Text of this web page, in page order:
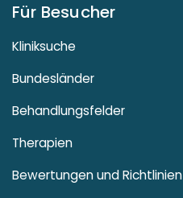
Für Besucher
Kliniksuche
Bundesländer
Behandlungsfelder
Therapien
Bewertungen und Richtlinien